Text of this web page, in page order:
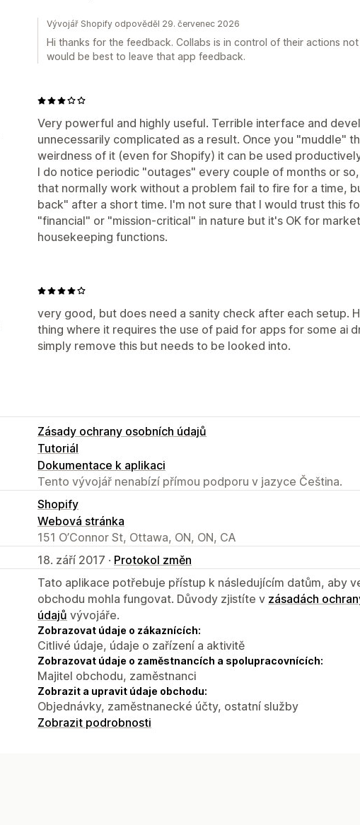
Vývojář Shopify odpověděl 29. červenec 2026
Hi thanks for the feedback. Collabs is in control of their actions
would be best to leave that app feedback.
Very powerful and highly useful. Terrible interface and
unnecessarily complicated as a result. Once you "muddle"
weirdness of it (even for Shopify) it can be used
I do notice periodic "outages" every couple of months or
that normally work without a problem fail to fire for a time,
back" after a short time. I'm not sure that I would trust this
"financial" or "mission-critical" in nature but it's OK for
housekeeping functions.
very good, but does need a sanity check after each setup.
thing where it requires the use of paid for apps for some ai
simply remove this but needs to be looked into.
Zásady ochrany osobních údajů
Tutoriál
Dokumentace k aplikaci
Tento vývojář nenabízí přímou podporu v jazyce Čeština.
Shopify
Webová stránka
151 O’Connor St, Ottawa, ON, ON, CA
18. září 2017 · Protokol změn
Tato aplikace potřebuje přístup k následujícím datům, aby
obchodu mohla fungovat. Důvody zjistíte v zásadách
údajů vývojáře.
Zobrazovat údaje o zákaznících:
Citlivé údaje, údaje o zařízení a aktivitě
Zobrazovat údaje o zaměstnancích a spolupracovnících:
Majitel obchodu, zaměstnanci
Zobrazit a upravit údaje obchodu:
Objednávky, zaměstnanecké účty, ostatní služby
Zobrazit podrobnosti